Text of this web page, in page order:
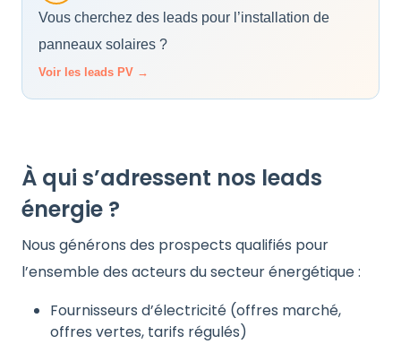
Vous cherchez des leads pour l’installation de
panneaux solaires ?
Voir les leads PV →
À qui s’adressent nos leads
énergie ?
Nous générons des prospects qualifiés pour
l’ensemble des acteurs du secteur énergétique :
Fournisseurs d’électricité (offres marché,
offres vertes, tarifs régulés)